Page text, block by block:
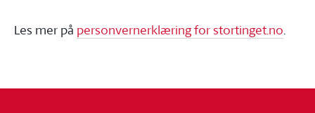
Les mer på personvernerklæring for stortinget.no.